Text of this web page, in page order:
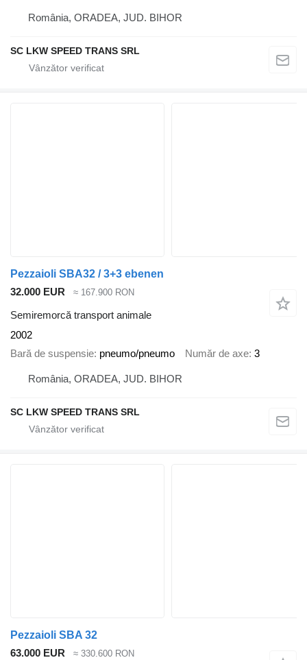
România, ORADEA, JUD. BIHOR
SC LKW SPEED TRANS SRL
Pezzaioli SBA32 / 3+3 ebenen
32.000 EUR
≈ 167.900 RON
Semiremorcă transport animale
2002
Bară de suspensie pneumo/pneumo Număr de axe 3
România, ORADEA, JUD. BIHOR
SC LKW SPEED TRANS SRL
Pezzaioli SBA 32
63.000 EUR
≈ 330.600 RON